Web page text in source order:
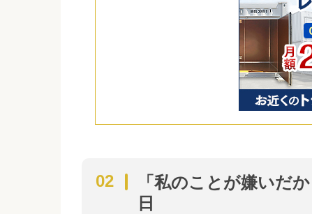
「私のことが嫌いだ
日